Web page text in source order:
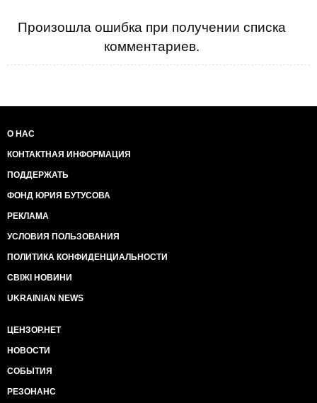
Произошла ошибка при получении списка
комментариев.
О НАС
КОНТАКТНАЯ ИНФОРМАЦИЯ
ПОДДЕРЖАТЬ
ФОНД ЮРИЯ БУТУСОВА
РЕКЛАМА
УСЛОВИЯ ПОЛЬЗОВАНИЯ
ПОЛИТИКА КОНФИДЕНЦИАЛЬНОСТИ
СВІЖІ НОВИНИ
UKRAINIAN NEWS
ЦЕНЗОР.НЕТ
НОВОСТИ
СОБЫТИЯ
РЕЗОНАНС